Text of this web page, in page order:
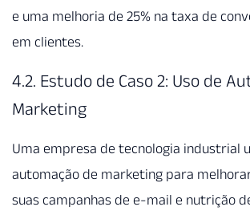
e uma melhoria de 25% na taxa de
em clientes.
4.2. Estudo de Caso 2: Uso de
Marketing
Uma empresa de tecnologia industrial
automação de marketing para
suas campanhas de e-mail e nutrição